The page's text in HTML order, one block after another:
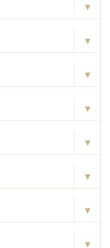
▾
▾
▾
▾
▾
▾
▾
▾